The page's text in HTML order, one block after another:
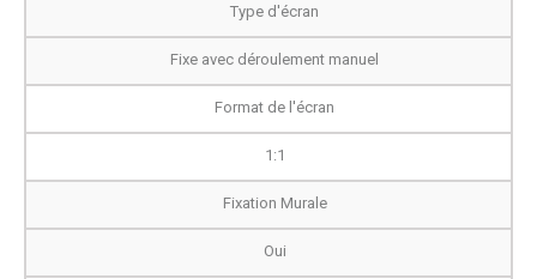
Type d'écran
Fixe avec déroulement manuel
Format de l'écran
1:1
Fixation Murale
Oui